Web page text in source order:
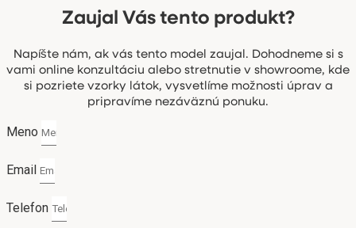
Zaujal Vás tento produkt?
Napíšte nám, ak vás tento model zaujal. Dohodneme si s
vami online konzultáciu alebo stretnutie v showroome, kde
si pozriete vzorky látok, vysvetlíme možnosti úprav a
pripravíme nezáväznú ponuku.
Meno
Email
Telefon